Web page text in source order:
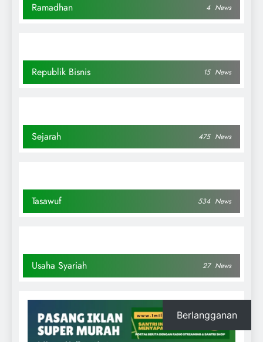
Ramadhan 4 News
Republik Bisnis 15 News
Sejarah 475 News
Tasawuf 534 News
Usaha Syariah 27 News
Berlangganan